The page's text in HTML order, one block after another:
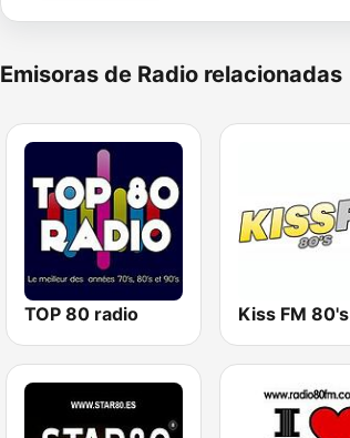
Emisoras de Radio relacionadas
TOP 80 radio Kiss FM 80's